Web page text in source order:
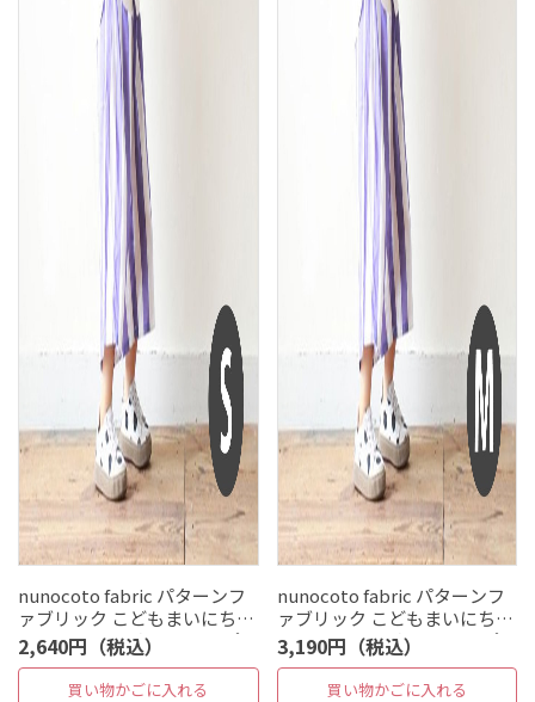
nunocoto fabric パターンフ
ァブリック こどもまいにちパ
ンツ[ベーシックストライプ
桔梗色] Sサイズ（110～
120cm）
2,640円（税込）
買い物かごに入れる
nunocoto fabric パターンフ
ァブリック こどもまいにちパ
ンツ[ベーシックストライプ
桔梗色] Mサイズ（130～
140cm）
3,190円（税込）
買い物かごに入れる